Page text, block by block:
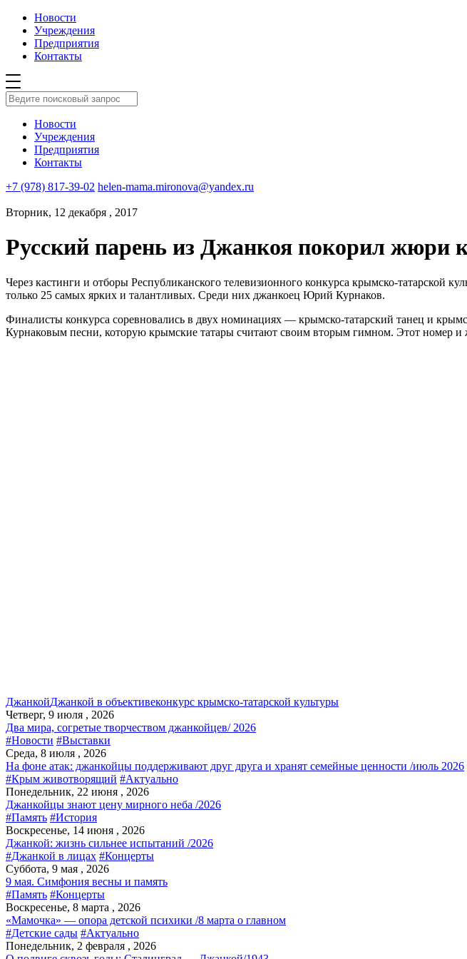
Новости
Учреждения
Предприятия
Контакты
Новости
Учреждения
Предприятия
Контакты
+7 (978) 817-39-02 helen-mama.mironova@yandex.ru
Вторник, 12 декабря , 2017
Русский парень из Джанкоя покорил жюри
Через кастинги и отборы Республиканского телевизионного конкурса крымско-
только 25 самых ярких и талантливых. Среди них джанкоец Юрий Курнаков.
Финалисты конкурса соревновались в двух номинациях — крымско-татарский танец и
Курнаковым песни, которую крымские татары считают своим вторым гимном. Этот номер
ДжанкойДжанкой в объективеконкурс крымско-татарской культуры
Четверг, 9 июля , 2026
Два мира, согретые творчеством джанкойцев/ 2026
#Новости #Выставки
Среда, 8 июля , 2026
На фоне атак: джанкойцы поддерживают друг друга и хранят семейные ценности /июль 2026
#Крым животворящий #Актуально
Понедельник, 22 июня , 2026
Джанкойцы знают цену мирного неба /2026
#Память #История
Воскресенье, 14 июня , 2026
Джанкой: жизнь сильнее испытаний /2026
#Джанкой в лицах #Концерты
Суббота, 9 мая , 2026
9 мая. Симфония весны и память
#Память #Концерты
Воскресенье, 8 марта , 2026
«Мамочка» — опора детской психики /8 марта о главном
#Детские сады #Актуально
Понедельник, 2 февраля , 2026